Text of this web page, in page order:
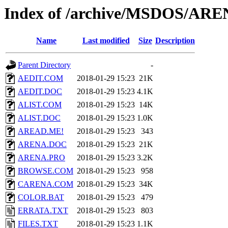
Index of /archive/MSDOS/
Name Last modified Size Description
Parent Directory
-
AEDIT.COM
2018-01-29 15:23 21K
AEDIT.DOC
2018-01-29 15:23 4.1K
ALIST.COM
2018-01-29 15:23 14K
ALIST.DOC
2018-01-29 15:23 1.0K
AREAD.ME!
2018-01-29 15:23
343
ARENA.DOC
2018-01-29 15:23 21K
ARENA.PRO
2018-01-29 15:23 3.2K
BROWSE.COM 2018-01-29 15:23
958
CARENA.COM 2018-01-29 15:23 34K
COLOR.BAT
2018-01-29 15:23
479
ERRATA.TXT
2018-01-29 15:23
803
FILES.TXT
2018-01-29 15:23 1.1K